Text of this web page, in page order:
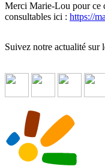
Merci Marie-Lou pour ce
consultables ici : https://
Suivez notre actualité sur